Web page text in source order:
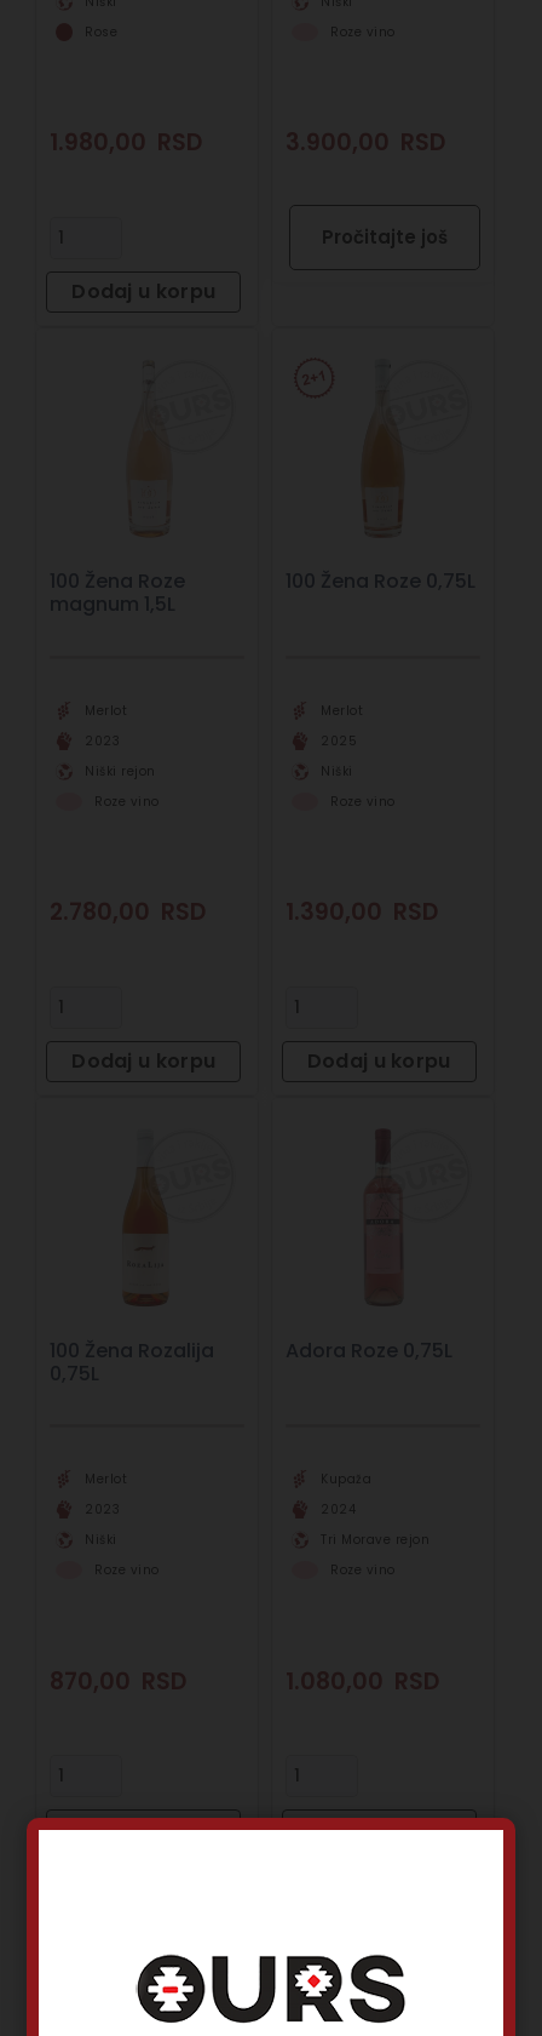
Rose
Dodaj u korpu
Roze vino
Pročitajte još
100 Žena Roze
magnum 1,5L
Merlot
2023
Niški rejon
Roze vino
Dodaj u korpu
100 Žena Roze 0,75L
Merlot
2025
Niški
Roze vino
Dodaj u korpu
100 Žena Rozalija
0,75L
Merlot
2023
Niški
Roze vino
Dodaj u korpu
Adora Roze 0,75L
Kupaža
2024
Tri Morave rejon
Roze vino
Dodaj u korpu